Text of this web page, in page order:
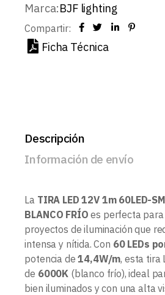
Marca:BJF lighting
Compartir:
Ficha Técnica
Descripción
Información de envío
La TIRA LED 12V 1m 60LED-
BLANCO FRÍO es perfecta
proyectos de iluminación que
intensa y nítida. Con 60 LEDs
potencia de14,4W/m, esta tira
de 6000K (blanco frío), ideal
bien iluminados y con una alta